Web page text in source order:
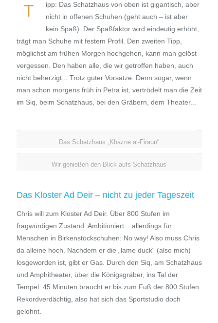
T
ipp: Das Schatzhaus von oben ist gigantisch, aber
nicht in offenen Schuhen (geht auch – ist aber
kein Spaß). Der Spaßfaktor wird eindeutig erhöht,
trägt man Schuhe mit festem Profil. Den zweiten Tipp,
möglichst am frühen Morgen hochgehen, kann man gelöst
vergessen. Den haben alle, die wir getroffen haben, auch
nicht beherzigt... Trotz guter Vorsätze. Denn sogar, wenn
man schon morgens früh in Petra ist, vertrödelt man die Zeit
im Siq, beim Schatzhaus, bei den Gräbern, dem Theater...
Das Schatzhaus „Khazne al-Firaun“
Wir genießen den Blick aufs Schatzhaus
Das Kloster Ad Deir – nicht zu jeder Tageszeit
Chris will zum Kloster Ad Deir. Über 800 Stufen im
fragwürdigen Zustand. Ambitioniert... allerdings für
Menschen in Birkenstockschuhen: No way! Also muss Chris
da alleine hoch. Nachdem er die „lame duck“ (also mich)
losgeworden ist, gibt er Gas. Durch den Siq, am Schatzhaus
und Amphitheater, über die Königsgräber, ins Tal der
Tempel. 45 Minuten braucht er bis zum Fuß der 800 Stufen.
Rekordverdächtig, also hat sich das Sportstudio doch
gelohnt.